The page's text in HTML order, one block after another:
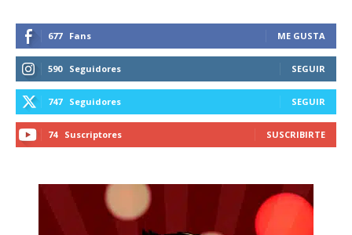
677 Fans ME GUSTA
590 Seguidores SEGUIR
747 Seguidores SEGUIR
74 Suscriptores SUSCRIBIRTE